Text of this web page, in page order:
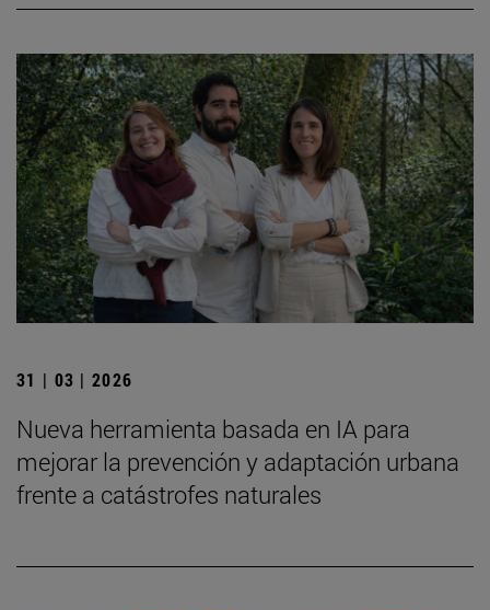
31 | 03 | 2026
Nueva herramienta basada en IA para
mejorar la prevención y adaptación urbana
frente a catástrofes naturales